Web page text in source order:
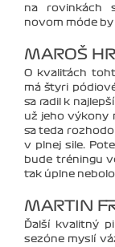
na rovinkách
novom móde
MAROŠ
O kvalitách
má štyri
sa radil k
už jeho výkony
sa teda
v plnej sile.
bude tréningu
tak úplne
MARTIN
Ďalší kvalitný
sezóne myslí